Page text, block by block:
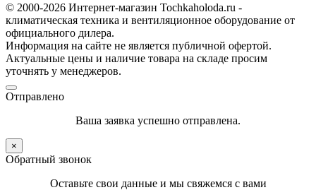
© 2000-2026 Интернет-магазин Tochkaholoda.ru -
климатическая техника и вентиляционное оборудование от
официального дилера.
Информация на сайте не является публичной офертой.
Актуальные цены и наличие товара на складе просим
уточнять у менеджеров.
Отправлено
Ваша заявка успешно отправлена.
×
Обратный звонок
Оставьте свои данные и мы свяжемся с вами